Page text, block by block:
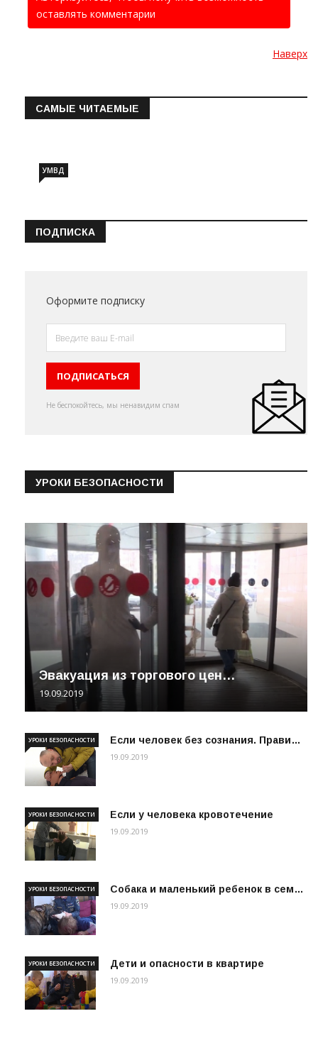
оставлять комментарии
Наверх
САМЫЕ ЧИТАЕМЫЕ
УМВД
ПОДПИСКА
Оформите подписку
Не беспокойтесь, мы ненавидим спам
УРОКИ БЕЗОПАСНОСТИ
Эвакуация из торгового цен…
19.09.2019
Если человек без сознания. Прави…
УРОКИ БЕЗОПАСНОСТИ
19.09.2019
Если у человека кровотечение
УРОКИ БЕЗОПАСНОСТИ
19.09.2019
Собака и маленький ребенок в сем…
УРОКИ БЕЗОПАСНОСТИ
19.09.2019
Дети и опасности в квартире
УРОКИ БЕЗОПАСНОСТИ
19.09.2019